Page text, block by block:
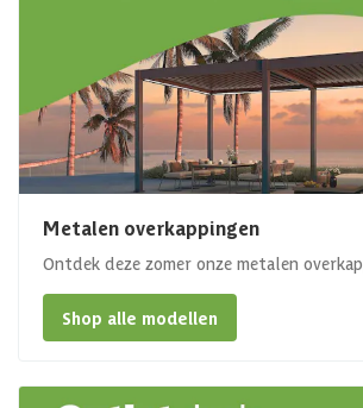
Metalen overkappingen
Ontdek deze zomer onze metalen
Shop alle modellen